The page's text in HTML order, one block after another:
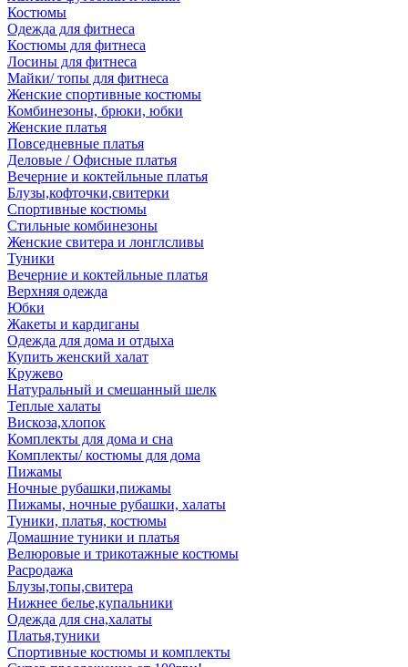
Костюмы
Одежда для фитнеса
Костюмы для фитнеса
Лосины для фитнеса
Майки/ топы для фитнеса
Женские спортивные костюмы
Комбинезоны, брюки, юбки
Женские платья
Повседневные платья
Деловые / Офисные платья
Вечерние и коктейльные платья
Блузы,кофточки,свитерки
Спортивные костюмы
Стильные комбинезоны
Женские свитера и лонглсливы
Туники
Вечерние и коктейльные платья
Верхняя одежда
Юбки
Жакеты и кардиганы
Одежда для дома и отдыха
Купить женский халат
Кружево
Натуральный и смешанный шелк
Теплые халаты
Вискоза,хлопок
Комплекты для дома и сна
Комплекты/ костюмы для дома
Пижамы
Ночные рубашки,пижамы
Пижамы, ночные рубашки, халаты
Туники, платья, костюмы
Домашние туники и платья
Велюровые и трикотажные костюмы
Расродажа
Блузы,топы,свитера
Нижнее белье,купальники
Одежда для сна,халаты
Платья,туники
Спортивные костюмы и комплекты